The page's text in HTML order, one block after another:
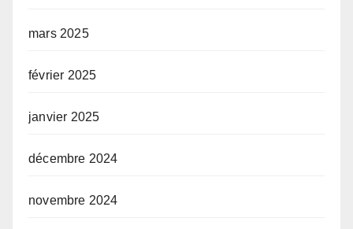
mars 2025
février 2025
janvier 2025
décembre 2024
novembre 2024